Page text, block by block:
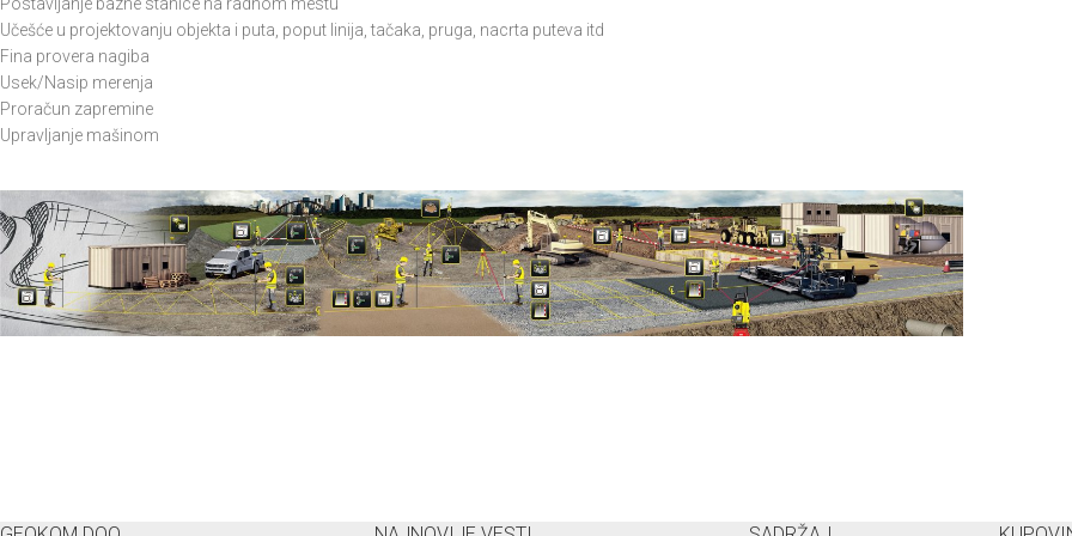
Učešće u projektovanju objekta i puta, poput linija, tačaka, pruga, nacrta puteva itd
Fina provera nagiba
Usek/Nasip merenja
Proračun zapremine
Upravljanje mašinom